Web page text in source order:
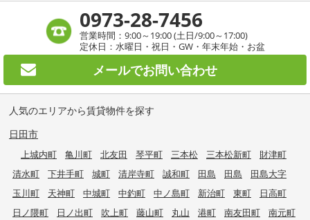
0973-28-7456
営業時間：9:00～19:00 (土日/9:00～17:00)
定休日：水曜日・祝日・GW・年末年始・お盆
メールでお問い合わせ
人気のエリアから賃貸物件を探す
日田市
上城内町 亀川町 北友田 琴平町 三本松 三本松新町
財津町
清水町
下井手町 城町 清岸寺町 誠和町 田島 田島
田島大字
玉川町
天神町 中城町 中釣町 中ノ島町 新治町 東町
日高町
日ノ隈町
日ノ出町 吹上町 藤山町 丸山 港町 南友田町
南元町